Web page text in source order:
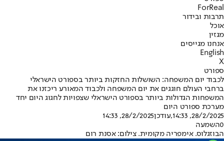
ForReal
תרבות ובידור
אוכל
מגזין
אנחנו מגייסים
English
X
ספורט
לכבוד יום המשפחה: השושלות החזקות ביותר בספורט הישראלי
ברחבי העולם חוגגים את יום המשפחה ולכבוד המאורע ריכזנו את
המשפחות הגדולות ביותר בספורט הישראלי שצפויות לחגוג היום יחד
מערכת ספורט היום
28/2/2025, 14:33
,עודכן28/2/2025, 14:33
0השמעה
הבוזגלוס. אימפריה מקומית. צילום: אסנת רום